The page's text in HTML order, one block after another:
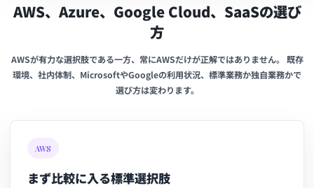
AWS、Azure、Google Cloud、SaaSの選び
方
AWSが有力な選択肢である一方、常にAWSだけが正解ではありません。 既存
環境、社内体制、MicrosoftやGoogleの利用状況、標準業務か独自業務かで
選び方は変わります。
AWS
まず比較に入る標準選択肢